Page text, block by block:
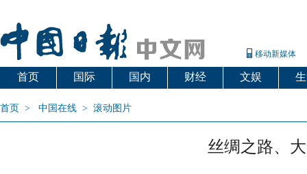
移动新媒体
首页 国际 国内 财经 文娱
首页 > 中国在线 > 滚动图片
丝绸之路、